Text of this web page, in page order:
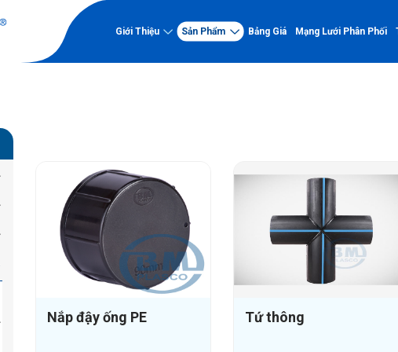
Giới Thiệu
Lịch sử hình thành và phát
triển
Tầm nhìn - Sứ mệnh - Giá trị
Sơ đồ tổ chức
Hệ thống quản lý chất lượng
Thành tựu nổi bật
Dự án tiêu biểu
Hồ sơ năng lực
Sản Phẩm
PP-R kháng UV
Ống PP-R kháng UV
Bảng Giá Mạng Lưới Phân Phối
Nắp đậy ống PE Tứ thông